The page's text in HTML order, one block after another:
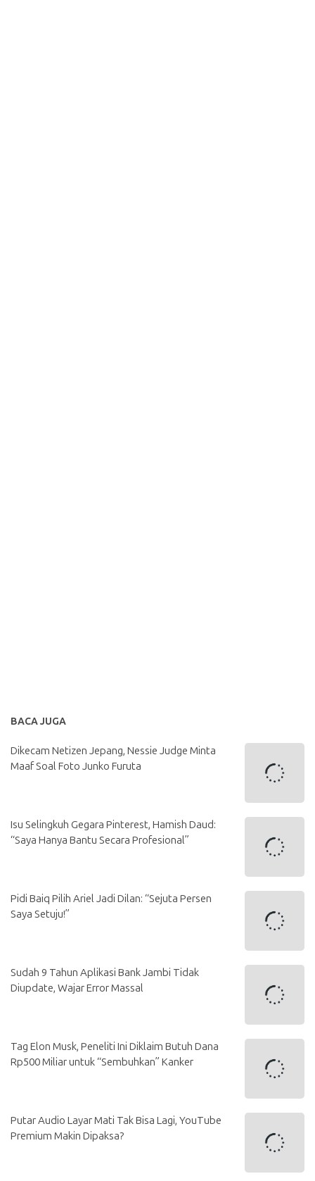
BACA JUGA
Dikecam Netizen Jepang, Nessie Judge Minta
Maaf Soal Foto Junko Furuta
Isu Selingkuh Gegara Pinterest, Hamish Daud:
“Saya Hanya Bantu Secara Profesional”
Pidi Baiq Pilih Ariel Jadi Dilan: “Sejuta Persen
Saya Setuju!”
Sudah 9 Tahun Aplikasi Bank Jambi Tidak
Diupdate, Wajar Error Massal
Tag Elon Musk, Peneliti Ini Diklaim Butuh Dana
Rp500 Miliar untuk “Sembuhkan” Kanker
Putar Audio Layar Mati Tak Bisa Lagi, YouTube
Premium Makin Dipaksa?